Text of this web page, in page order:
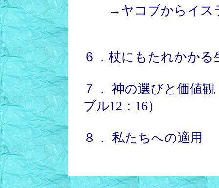
→ヤコブからイス
６．杖にもたれかかる
７． 神の選びと価値
ブル12：16）
８． 私たちへの適用